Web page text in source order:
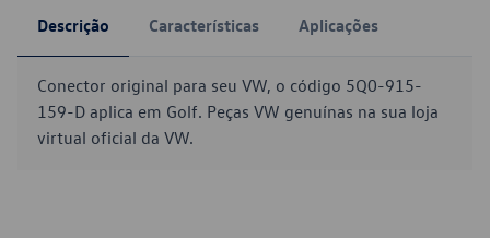
Descrição Características Aplicações
Conector original para seu VW, o código 5Q0-915-
159-D aplica em Golf. Peças VW genuínas na sua loja
virtual oficial da VW.